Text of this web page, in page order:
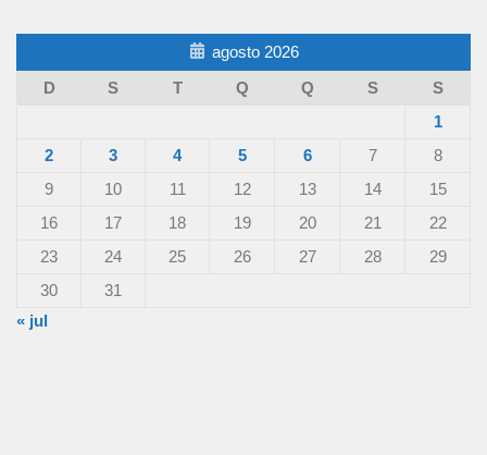
agosto 2026
D
S T Q Q S
S
1
2
3 4 5 6 7
8
9
10 11 12 13 14
15
16
17 18 19 20 21
22
23
24 25 26 27 28
29
30
31
« jul